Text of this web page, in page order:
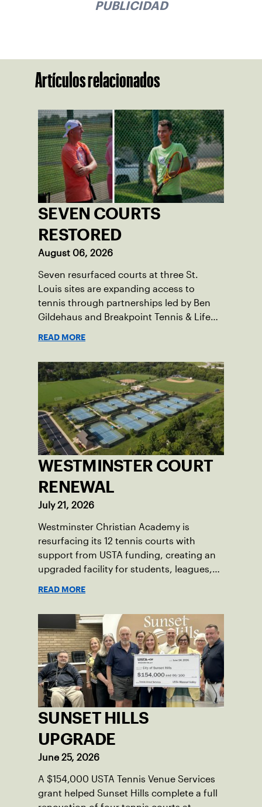
PUBLICIDAD
Artículos relacionados
SEVEN COURTS
RESTORED
August 06, 2026
Seven resurfaced courts at three St.
Louis sites are expanding access to
tennis through partnerships led by Ben
Gildehaus and Breakpoint Tennis & Life
READ MORE
WESTMINSTER COURT
RENEWAL
July 21, 2026
Westminster Christian Academy is
resurfacing its 12 tennis courts with
support from USTA funding, creating an
upgraded facility for students, leagues,
READ MORE
SUNSET HILLS
UPGRADE
June 25, 2026
A $154,000 USTA Tennis Venue Services
grant helped Sunset Hills complete a full